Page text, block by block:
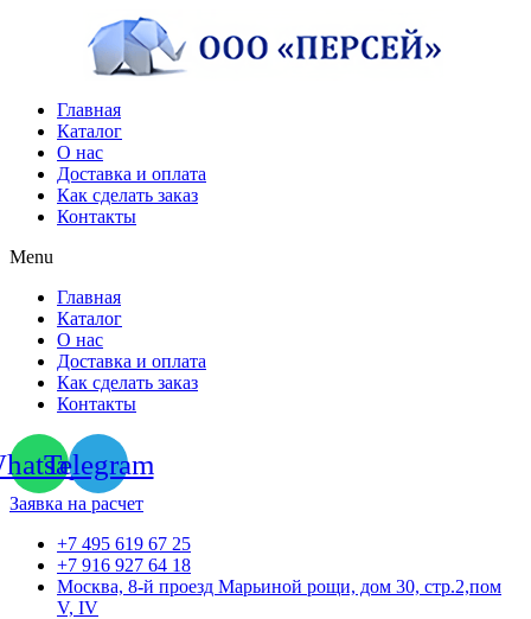
содержимому
Главная
Каталог
О нас
Доставка и оплата
Как сделать заказ
Контакты
Menu
Главная
Каталог
О нас
Доставка и оплата
Как сделать заказ
Контакты
Telegram
Заявка на расчет
+7 495 619 67 25
+7 916 927 64 18
Москва, 8-й проезд Марьиной рощи, дом 30, стр.2,пом
V, IV